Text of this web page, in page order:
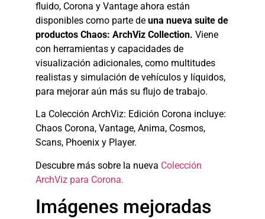
fluido, Corona y Vantage ahora están
disponibles como parte de una nueva suite de
productos Chaos: ArchViz Collection. Viene
con herramientas y capacidades de
visualización adicionales, como multitudes
realistas y simulación de vehículos y líquidos,
para mejorar aún más su flujo de trabajo.
La Colección ArchViz: Edición Corona incluye:
Chaos Corona, Vantage, Anima, Cosmos,
Scans, Phoenix y Player.
Descubre más sobre la nueva Colección
ArchViz para Corona.
Imágenes mejoradas